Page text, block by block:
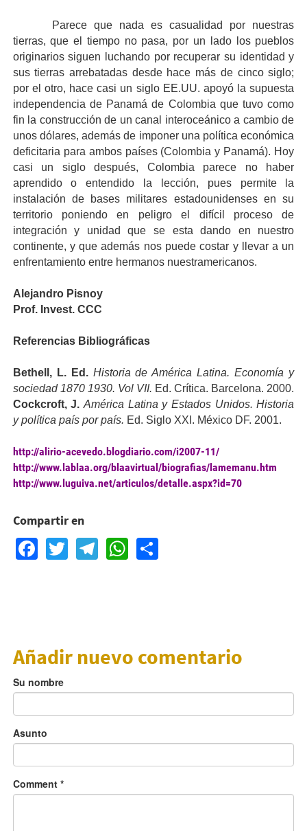
Parece que nada es casualidad por nuestras
tierras, que el tiempo no pasa, por un lado los pueblos
originarios siguen luchando por recuperar su identidad y
sus tierras arrebatadas desde hace más de cinco siglo;
por el otro, hace casi un siglo EE.UU. apoyó la supuesta
independencia de Panamá de Colombia que tuvo como
fin la construcción de un canal interoceánico a cambio de
unos dólares, además de imponer una política económica
deficitaria para ambos países (Colombia y Panamá). Hoy
casi un siglo después, Colombia parece no haber
aprendido o entendido la lección, pues permite la
instalación de bases militares estadounidenses en su
territorio poniendo en peligro el difícil proceso de
integración y unidad que se esta dando en nuestro
continente, y que además nos puede costar y llevar a un
enfrentamiento entre hermanos nuestramericanos.
Alejandro Pisnoy
Prof. Invest. CCC
Referencias Bibliográficas
Bethell, L. Ed. Historia de América Latina. Economía y
sociedad 1870 1930. Vol VII. Ed. Crítica. Barcelona. 2000.
Cockcroft, J. América Latina y Estados Unidos. Historia
y política país por país. Ed. Siglo XXI. México DF. 2001.
http://alirio-acevedo.blogdiario.com/i2007-11/
http://www.lablaa.org/blaavirtual/biografias/lamemanu.htm
http://www.luguiva.net/articulos/detalle.aspx?id=70
Compartir en
Facebook
TwitterTelegram
WhatsApp
Share
Añadir nuevo comentario
Su nombre
Asunto
Comment *